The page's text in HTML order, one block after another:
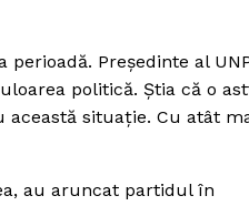
Preşedinte al
politică. Ştia că o
situaţie. Cu atât
au aruncat partidul în